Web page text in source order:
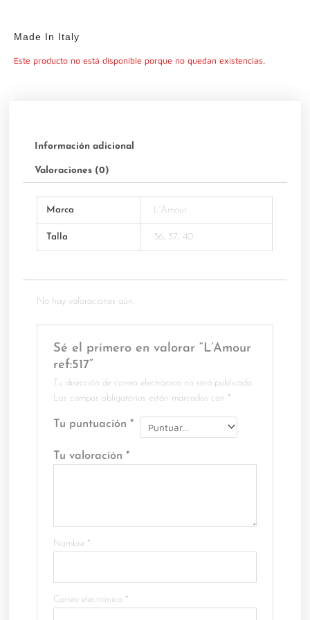
Made In Italy
Este producto no está disponible porque no quedan existencias.
Información adicional
Valoraciones (0)
Marca L'Amour
Talla 36, 37, 40
No hay valoraciones aún.
Sé el primero en valorar “L’Amour
ref:517”
Tu dirección de correo electrónico no será publicada.
Los campos obligatorios están marcados con *
Tu puntuación*
Tu valoración*
Nombre *
Correo electrónico *